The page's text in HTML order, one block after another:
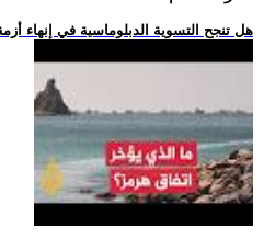
.. هل تنجح التسوية الدبلوماسية في إنهاء